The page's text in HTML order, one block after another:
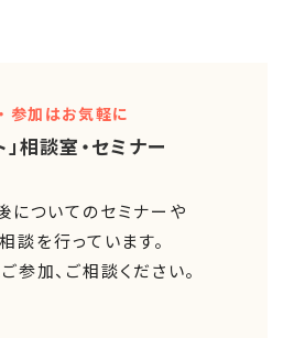
参加はお気軽に
」相談室・セミナー
についてのセミナーや
談を行っています。
参加、ご相談ください。